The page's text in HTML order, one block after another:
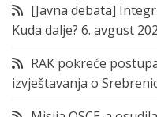
[Javna debata]
Kuda dalje? 6. avgust
RAK pokreće
izvještavanja o